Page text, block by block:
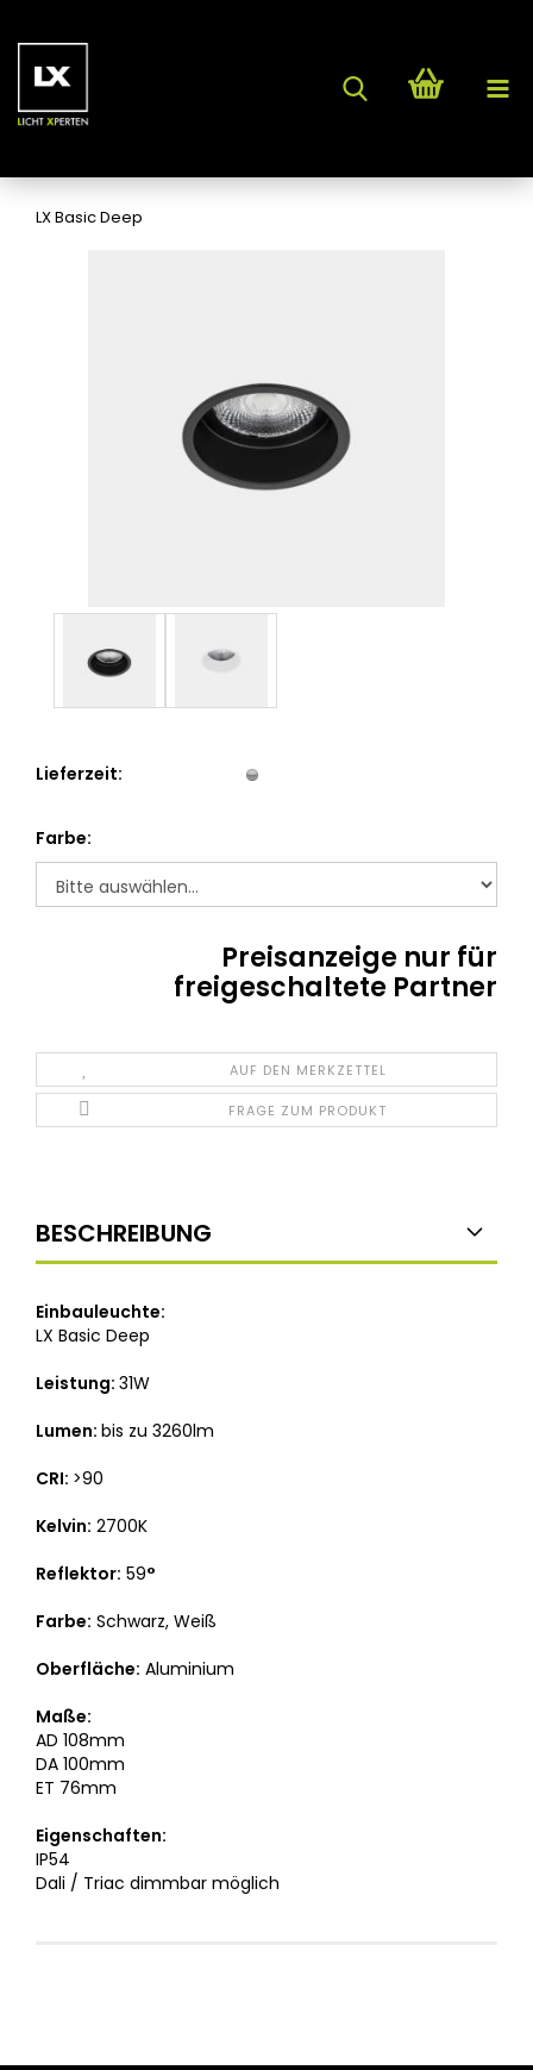
LX Basic Deep
Lieferzeit:
Farbe:
Preisanzeige nur für
freigeschaltete Partner
AUF DEN MERKZETTEL
FRAGE ZUM PRODUKT
BESCHREIBUNG
Einbauleuchte:
LX Basic Deep
Leistung: 31W
Lumen: bis zu 3260lm
CRI: >90
Kelvin: 2700K
Reflektor: 59°
Farbe: Schwarz, Weiß
Oberfläche: Aluminium
Maße:
AD 108mm
DA 100mm
ET 76mm
Eigenschaften:
IP54
Dali / Triac dimmbar möglich